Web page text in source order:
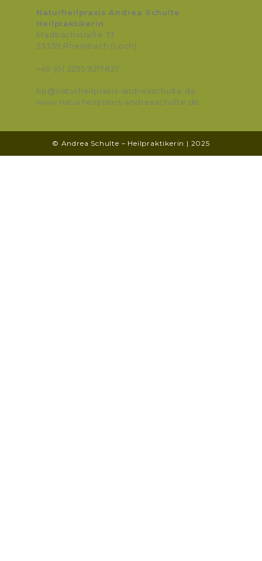
Naturheilpraxis Andrea Schulte
Heilpraktikerin
Madbachstraße 33
53359 Rheinbach (Loch)
+49 (0) 2255 9217827
hp@naturheilpraxis-andreaschulte.de
www.naturheilpraxis-andreaschulte.de
© Andrea Schulte – Heilpraktikerin | 2025